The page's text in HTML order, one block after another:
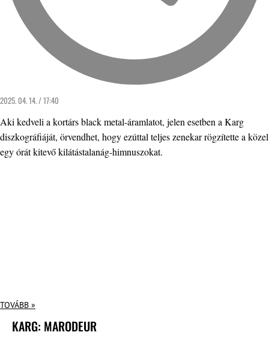
2025. 04. 14. / 17:40
Aki kedveli a kortárs black metal-áramlatot, jelen esetben a Karg
diszkográfiáját, örvendhet, hogy ezúttal teljes zenekar rögzítette a közel
egy órát kitevő kilátástalanág-himnuszokat.
TOVÁBB »
KARG: MARODEUR